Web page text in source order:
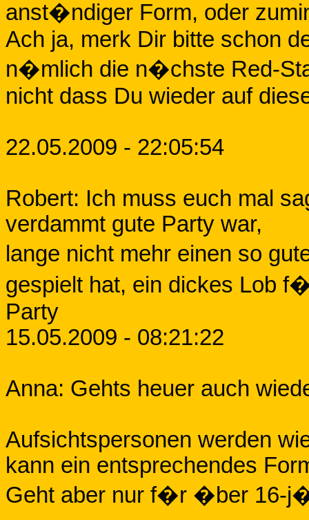
anst�ndiger Form, oder
Ach ja, merk Dir bitte schon
n�mlich die n�chste Red-
nicht dass Du wieder auf
22.05.2009 - 22:05:54
Robert: Ich muss euch mal
verdammt gute Party war,
lange nicht mehr einen so
gespielt hat, ein dickes Lob
Party
15.05.2009 - 08:21:22
Anna: Gehts heuer auch
Aufsichtspersonen werden
kann ein entsprechendes
Geht aber nur f�r �ber 16-